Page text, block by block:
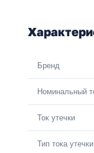
Бренд
Номинальный
Ток утечки
Тип тока утечки